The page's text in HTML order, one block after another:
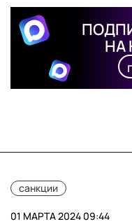
НА
санкции
01 МАРТА 2024 09:44